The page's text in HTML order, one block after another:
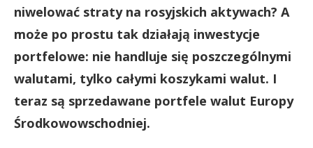
niwelować straty na rosyjskich aktywach? A
może po prostu tak działają inwestycje
portfelowe: nie handluje się poszczególnymi
walutami, tylko całymi koszykami walut. I
teraz są sprzedawane portfele walut Europy
Środkowowschodniej.